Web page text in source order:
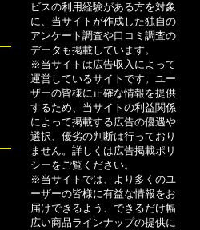
24社人気ランキング！金利
ジットカードおすすめ11
ドも紹介
ンは？即日融資におすすめ1
ビスの利用経験がある方を対象
に、当サイトが作成した独自の
アンケート調査や口コミ調査の
データも掲載しています。
※当サイトは広告収入によって
運営しているサイトです。ユー
ザーの皆様に正確な情報を提供
するため、当サイトの利益関係
によって掲載する広告の優遇や
選択、優劣の判断は行っており
ません。詳しくは広告掲載ポリ
シーをご覧ください。
※当サイトでは、より多くのユ
ーザーの皆様に有益な情報をお
届けできるよう、できるだけ幅
広い商品ラインナップの提供に